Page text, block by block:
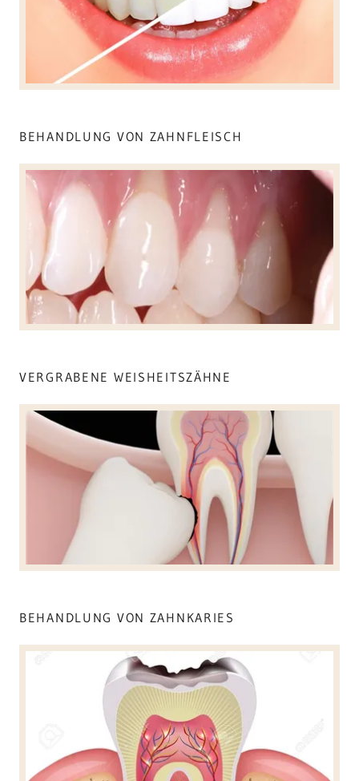
BEHANDLUNG VON ZAHNFLEISCH
VERGRABENE WEISHEITSZÄHNE
BEHANDLUNG VON ZAHNKARIES